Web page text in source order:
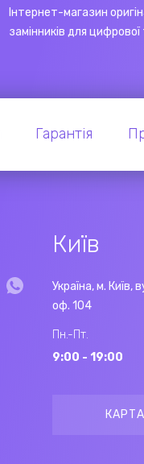
Інтернет-магазин
замінників для цифрової
Гарантія
Київ
Україна, м. Київ,
оф. 104
Пн.-Пт.
9:00 - 19:00
КАРТА